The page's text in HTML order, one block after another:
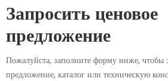
Запросить ценовое
предложение
Пожалуйста, заполните форму ниже, чтобы
предложение, каталог или техническую